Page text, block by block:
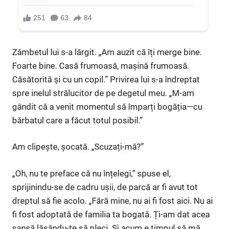
Zâmbetul lui s-a lărgit. „Am auzit că îți merge bine.
Foarte bine. Casă frumoasă, mașină frumoasă.
Căsătorită și cu un copil.” Privirea lui s-a îndreptat
spre inelul strălucitor de pe degetul meu. „M-am
gândit că a venit momentul să împarți bogăția—cu
bărbatul care a făcut totul posibil.”
Am clipește, șocată. „Scuzați-mă?”
„Oh, nu te preface că nu înțelegi,” spuse el,
sprijinindu-se de cadru ușii, de parcă ar fi avut tot
dreptul să fie acolo. „Fără mine, nu ai fi fost aici. Nu ai
fi fost adoptată de familia ta bogată. Ți-am dat acea